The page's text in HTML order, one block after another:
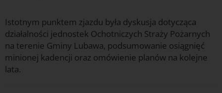
Istotnym punktem zjazdu była dyskusja dotycząca
działalności jednostek Ochotniczych Straży Pożarnych
na terenie Gminy Lubawa, podsumowanie osiągnięć
minionej kadencji oraz omówienie planów na kolejne
lata.